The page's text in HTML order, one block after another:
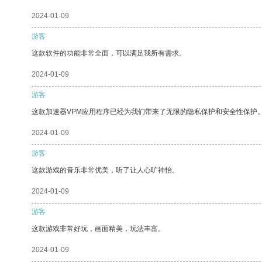
2024-01-09
游客
这款软件的功能非常全面，可以满足我所有需求。
2024-01-09
游客
这款加速器VPM应用程序已经为我们带来了无限的隐私保护和安全性保护
2024-01-09
游客
这款游戏的音乐非常优美，听了让人心旷神怡。
2024-01-09
游客
这款游戏非常好玩，画面精美，玩法丰富。
2024-01-09